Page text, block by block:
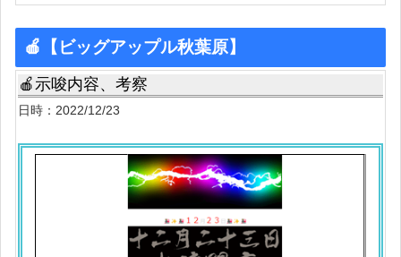
🍎【ビッグアップル秋葉原】
🍎示唆内容、考察
日時：2022/12/23